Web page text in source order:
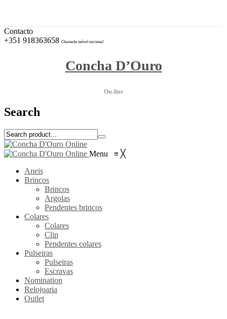
Contacto
+351 918363658 Chamada móvel nacional
Concha D’Ouro
On-line
Search
Menu ≡ ╳
Aneis
Brincos
Brincos
Argolas
Pendentes brincos
Colares
Colares
Clip
Pendentes colares
Pulseiras
Pulseiras
Escravas
Nomination
Relojoaria
Outlet